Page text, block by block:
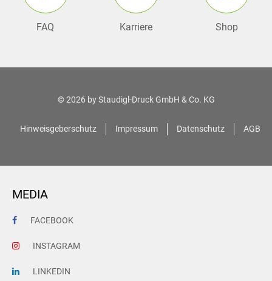
FAQ Karriere Shop
© 2026 byStaudigl-Druck GmbH & Co. KG
Hinweisgeberschutz Impressum Datenschutz AGB
MEDIA
FACEBOOK
INSTAGRAM
LINKEDIN